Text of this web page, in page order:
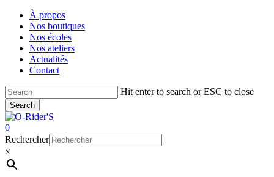
Skip
main
content
À propos
Nos boutiques
Nos écoles
Nos ateliers
Actualités
Contact
Hit enter to search or ESC to close
Search
Close
Search
account
0
Menu
Rechercher
×